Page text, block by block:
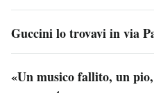
Guccini lo trovavi in via
«Un musico fallito, un